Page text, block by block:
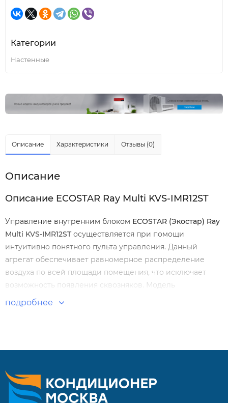
Категории
Настенные
Описание Характеристики Отзывы (0)
Описание
Описание ECOSTAR Ray Multi KVS-IMR12ST
Управление внутренним блоком ECOSTAR (Экостар) Ray
Multi KVS-IMR12STосуществляется при помощи
интуитивно понятного пульта управления. Данный
агрегат обеспечивает равномерное распределение
воздуха по всей площади помещения, что исключает
возможность появления сквозняков. Модель
кондиционера имеет функцию ускоренного охлаждения
Особенности и преимущества:
Скрытый дисплей.
подробнее